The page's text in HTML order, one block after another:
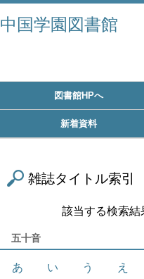
中国学園図書館
図書館HPへ
新着資料
雑誌タイトル索引
該当する検索結
五十音
あ い う え